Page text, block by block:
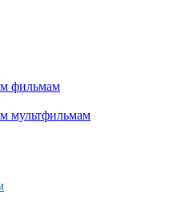
фильмам
мультфильмам